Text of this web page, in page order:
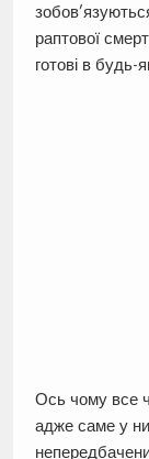
раптової
готові в будь-
Ось чому все
адже саме у